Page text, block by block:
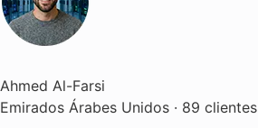
Ahmed Al-Farsi
Emirados Árabes Unidos · 89 clientes